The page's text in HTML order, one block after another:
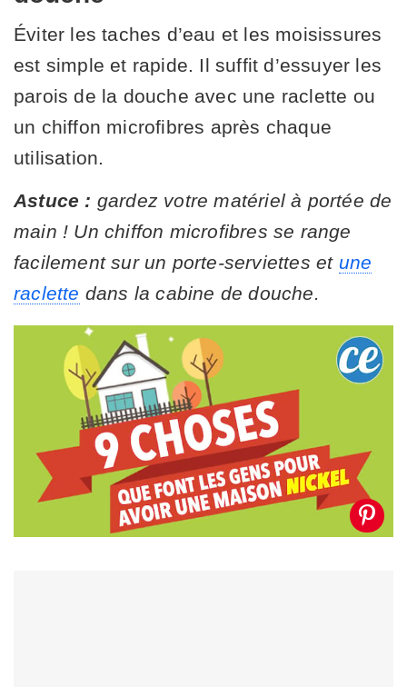
Éviter les taches d’eau et les moisissures
est simple et rapide. Il suffit d’essuyer les
parois de la douche avec une raclette ou
un chiffon microfibres après chaque
utilisation.
Astuce : gardez votre matériel à portée de
main ! Un chiffon microfibres se range
facilement sur un porte-serviettes et une
raclette dans la cabine de douche.